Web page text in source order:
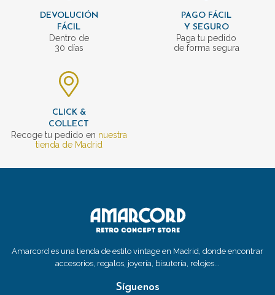
DEVOLUCIÓN
FÁCIL
Dentro de
30 días
PAGO FÁCIL
Y SEGURO
Paga tu pedido
de forma segura
CLICK &
COLLECT
Recoge tu pedido en nuestra
tienda de Madrid
Amarcord es una tienda de estilo vintage en Madrid, donde encontrar
accesorios, regalos, joyería, bisutería, relojes...
Síguenos